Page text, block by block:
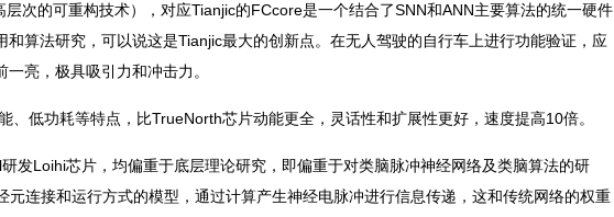
次的可重构技术），对应Tianjic的FCcore是一个结合了SNN和ANN主要算法的统一硬件
算法研究，可以说这是Tianjic最大的创新点。在无人驾驶的自行车上进行功能验证，应
亮，极具吸引力和冲击力。
、低功耗等特点，比TrueNorth芯片动能更全，灵话性和扩展性更好，速度提高10倍。
发Loihi芯片，均偏重于底层理论研究，即偏重于对类脑脉冲神经网络及类脑算法的研
元连接和运行方式的模型，通过计算产生神经电脉冲进行信息传递，这和传统网络的权重